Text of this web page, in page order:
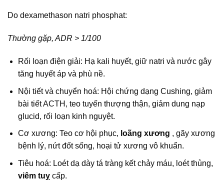
Do dexamethason natri phosphat:
Thường gặp, ADR > 1/100
Rối loạn điện giải: Hạ kali huyết, giữ natri và nước gây
tăng huyết áp và phù nề.
Nội tiết và chuyển hoá: Hội chứng dạng Cushing, giảm
bài tiết ACTH, teo tuyến thượng thận, giảm dung nạp
glucid, rối loạn kinh nguyệt.
Cơ xương: Teo cơ hội phục, loãng xương , gãy xương
bệnh lý, nứt đốt sống, hoại tử xương vô khuẩn.
Tiêu hoá: Loét dạ dày tá tràng kết chảy máu, loét thủng,
viêm tuỵ cấp.